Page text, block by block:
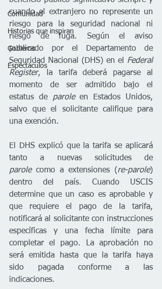
Comunidad
Historias que inspiran
Gobierno
Espectáculos
cuando el extranjero no represente un
riesgo para la seguridad nacional ni
riesgo de fuga.
Según el aviso
publicado por el Departamento de
Seguridad Nacional (DHS) en el Federal
Register, la tarifa deberá pagarse al
momento de ser admitido bajo el
estatus de parole en Estados Unidos,
salvo que el solicitante califique para
una exención.
El DHS explicó que la tarifa se aplicará
parole como a extensiones (re-parole)
dentro del país. Cuando USCIS
determine que un caso es aprobable y
que requiere el pago de la tarifa,
notificará al solicitante con instrucciones
específicas y una fecha límite para
completar el pago. La aprobación no
será emitida hasta que la tarifa haya
sido pagada conforme a las
indicaciones.